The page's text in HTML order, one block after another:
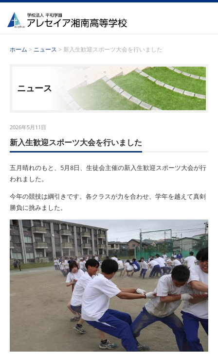
ホーム > ニュース > 新入生歓迎スポーツ大会を行いました
ニュース
2026年5月11日
新入生歓迎スポーツ大会を行いました
五月晴れのもと、 5月8日、生徒会主催の新入生歓迎スポーツ大会が行
われました。
今年の競技は綱引きです。各クラスが力を合わせ、学年を越えて真剣
勝負に挑みました。